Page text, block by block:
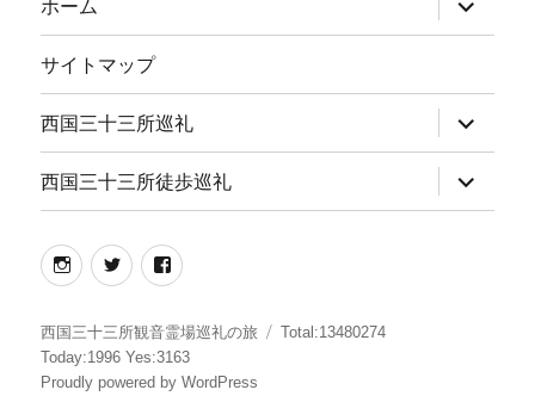
ホーム
ブ
メ
ー
を
展
開
サイトマップ
西国三十三所巡礼
ブ
メ
ニ
ュ
ー
西国三十三所徒歩巡礼
ブ
メ
instagram
twitterfacebook
西国三十三所観音霊場巡礼の旅
Total:13480274
Today:1996 Yes:3163
Proudly powered by WordPress